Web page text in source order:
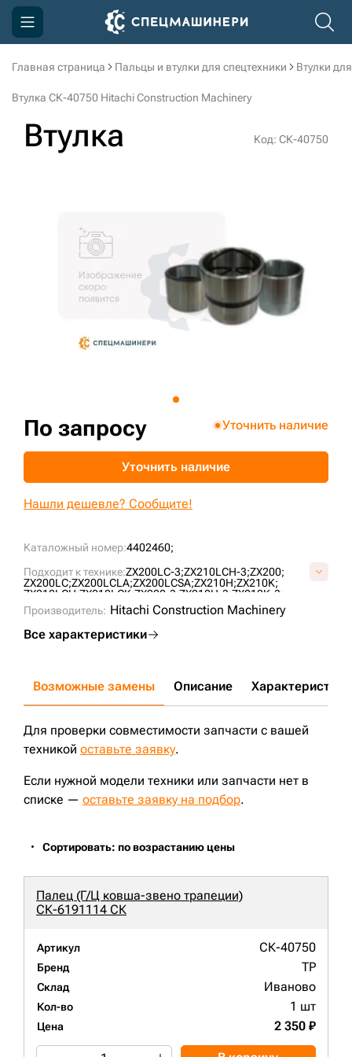
Главная страница Пальцы и втулки для спецтехники Втулки
Втулка СК-40750 Hitachi Construction Machinery
Втулка Код: СК-40750
Каталожный номер:4402460;
Подходит к технике:ZX200LC-3;ZX210LCH-3;ZX200;
ZX200LC;ZX200LCLA;ZX200LCSA;ZX210H;ZX210K;
ZX210LCH;ZX210LCK;ZX200-3;ZX210H-3;ZX210K-3;
ZX210L-3;
ZX210L3-AP;ZX210LCK-3;ZX190W-3; ZX210W;
ZX180W;ZX200E; ZX225USRK;
Производитель: Hitachi Construction Machinery
Все характеристики
По запросу Уточнить наличие
Уточнить наличие
Нашли дешевле? Сообщите!
Возможные замены Описание Характеристики
Для проверки совместимости запчасти с вашей
техникой оставьте заявку.
Если нужной модели техники или запчасти нет в
списке — оставьте заявку на подбор.
Сортировать: по возрастанию цены
Палец (Г/Ц ковша-звено трапеции)
СК-6191114 СК
Артикул СК-40750
Бренд TP
Склад Иваново
Кол-во 1 шт
Цена 2 350 ₽
Компания
Доставка и оплата
3D тур по производству
3D тур по складам
sksale@skdst.ru